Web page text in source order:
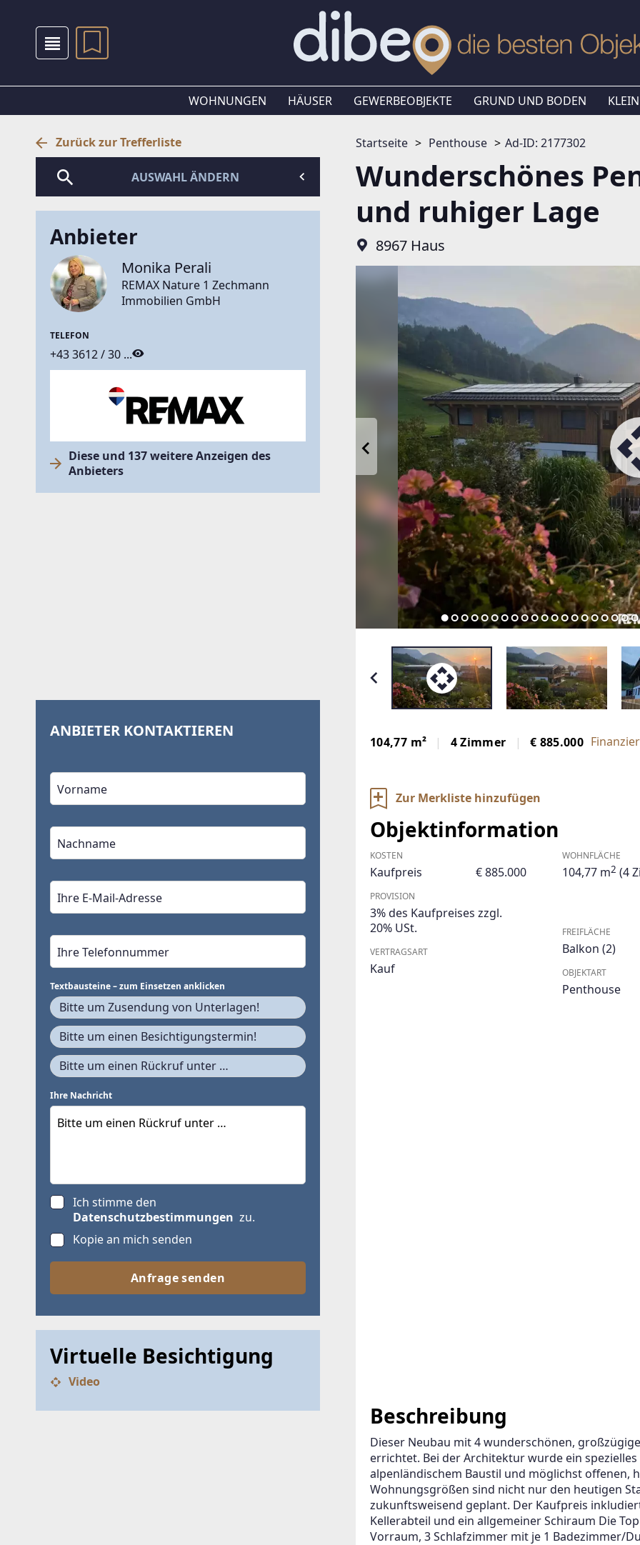
WOHNUNGEN HÄUSER GEWERBEOBJEKTE GRUND UND BODEN
Startseite Penthouse Ad-ID: 2177302
Wunderschönes
und ruhiger Lage
8967 Haus
104,77 m² 4 Zimmer € 885.000
Zur Merkliste hinzufügen
Objektinformation
KOSTEN
Kaufpreis € 885.000
PROVISION
3% des Kaufpreises zzgl.
20% USt.
VERTRAGSART
Kauf
WOHNFLÄCHE
104,77 m2 (4
FREIFLÄCHE
Balkon (2)
OBJEKTART
Penthouse
Beschreibung
Dieser Neubau mit 4 wunderschönen,
errichtet. Bei der Architektur wurde ein
alpenländischem Baustil und möglichst offenen,
Wohnungsgrößen sind nicht nur den heutigen
zukunftsweisend geplant. Der Kaufpreis
Kellerabteil und ein allgemeiner Schiraum Die
Vorraum, 3 Schlafzimmer mit je 1 Badezimmer/
Zurück zur Trefferliste
AUSWAHL ÄNDERN
Anbieter
Monika Perali
REMAX Nature 1 Zechmann
Immobilien GmbH
TELEFON
+43 3612 / 30 ...
Diese und 137 weitere Anzeigen des
Anbieters
ANBIETER KONTAKTIEREN
Textbausteine – zum Einsetzen anklicken
Bitte um Zusendung von Unterlagen!
Bitte um einen Besichtigungstermin!
Bitte um einen Rückruf unter …
Ihre Nachricht
Ich stimme den
Datenschutzbestimmungen zu.
Kopie an mich senden
Anfrage senden
Virtuelle Besichtigung
Video
SUCHKRITERIEN
Dieser Filter wird viele Treffer erzeugen. Bitte setzen Sie weitere
Bitte um Ihre E-Mail-Adresse und wir informieren Sie, sobald wir
mehrere neue Angebote haben!
Ich stimme der Verarbeitung meiner Daten, wie in den
Datenschutzbestimmungenbeschrieben, zu.